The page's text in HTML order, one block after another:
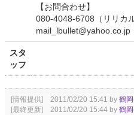
【お問合わせ】
080-4048-6708（リリカ
mail_lbullet@yahoo.co.jp
スタ
ッフ
[情報提供] 2011/02/20 15:41 by 鶴
[最終更新] 2011/02/20 15:44 by 鶴